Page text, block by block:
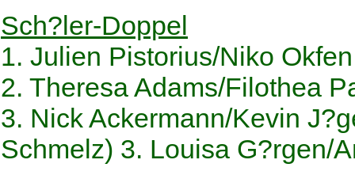
Sch?ler-Doppel
1. Julien Pistorius/Niko
2. Theresa Adams/Filothea
3. Nick Ackermann/Kevin
Schmelz) 3. Louisa G?rgen/